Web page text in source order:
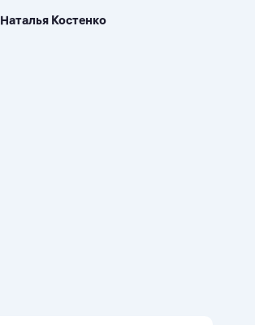
Наталья Костенко